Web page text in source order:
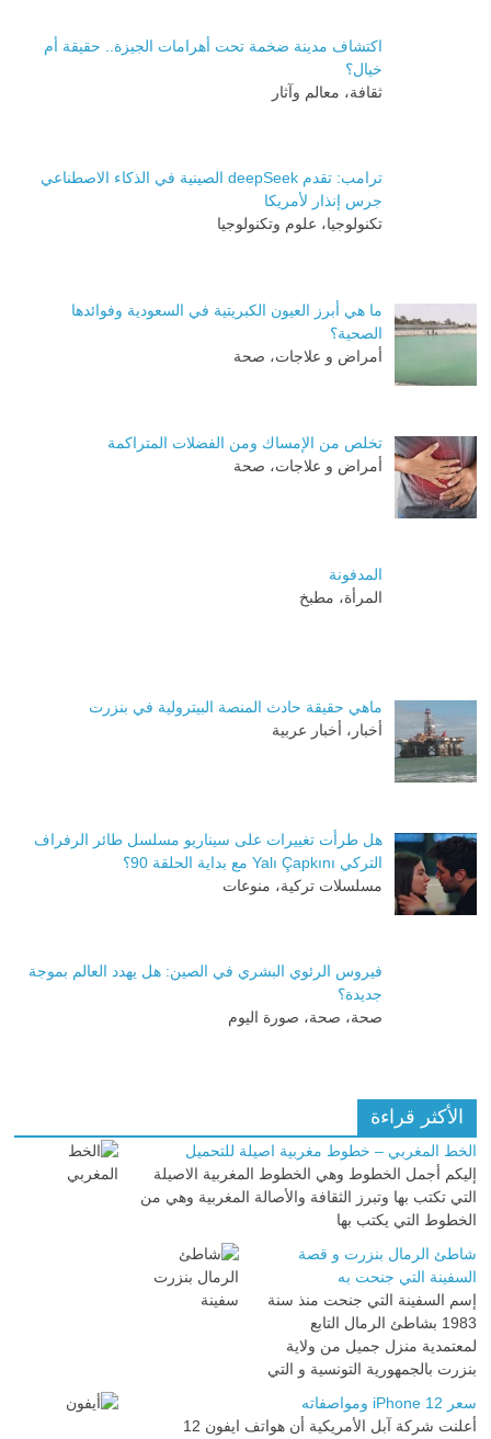
اكتشاف مدينة ضخمة تحت أهرامات الجيزة.. حقيقة أم
خيال؟
ثقافة، معالم وآثار
ترامب: تقدم deepSeek الصينية في الذكاء الاصطناعي
جرس إنذار لأمريكا
تكنولوجيا، علوم وتكنولوجيا
ما هي أبرز العيون الكبريتية في السعودية وفوائدها
الصحية؟
أمراض و علاجات، صحة
تخلص من الإمساك ومن الفضلات المتراكمة
أمراض و علاجات، صحة
المدفونة
المرأة، مطبخ
ماهي حقيقة حادث المنصة البيترولية في بنزرت
أخبار، أخبار عربية
هل طرأت تغييرات على سيناريو مسلسل طائر الرفراف
التركي Yalı Çapkını مع بداية الحلقة 90؟
مسلسلات تركية، منوعات
فيروس الرئوي البشري في الصين: هل يهدد العالم بموجة
جديدة؟
صحة، صحة، صورة اليوم
الأكثر قراءة
الخط المغربي – خطوط مغربية اصيلة للتحميل
إليكم أجمل الخطوط وهي الخطوط المغربية الاصيلة
التي تكتب بها وتبرز الثقافة والأصالة المغربية وهي من
الخطوط التي يكتب بها
شاطئ الرمال بنزرت و قصة
السفينة التي جنحت به
إسم السفينة التي جنحت منذ سنة
1983 بشاطئ الرمال التابع
لمعتمدية منزل جميل من ولاية
بنزرت بالجمهورية التونسية و التي
سعر iPhone 12 ومواصفاته
أعلنت شركة آبل الأمريكية أن هواتف ايفون 12